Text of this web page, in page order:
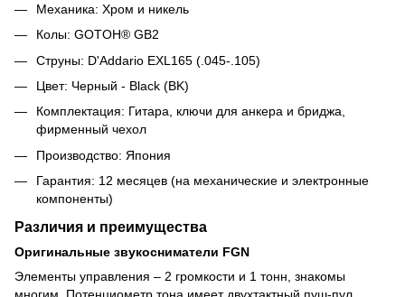
Механика: Хром и никель
Колы: GOTOH® GB2
Струны: D'Addario EXL165 (.045-.105)
Цвет: Черный - Black (BK)
Комплектация: Гитара, ключи для анкера и бриджа,
фирменный чехол
Производство: Япония
Гарантия: 12 месяцев (на механические и электронные
компоненты)
Различия и преимущества
Оригинальные звукосниматели FGN
Элементы управления – 2 громкости и 1 тонн, знакомы